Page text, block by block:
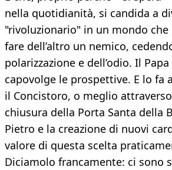
nella quotidianità, si candida a
"rivoluzionario" in un mondo che
fare dell’altro un nemico,
polarizzazione e dell’odio. Il
capovolge le prospettive. E lo fa
il Concistoro, o meglio
chiusura della Porta Santa della
Pietro e la creazione di nuovi
valore di questa scelta
Diciamolo francamente: ci sono